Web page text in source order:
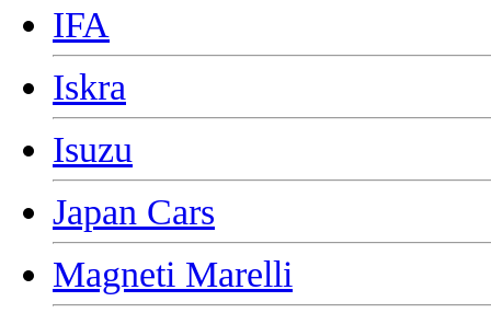
IFA
Iskra
Isuzu
Japan Cars
Magneti Marelli